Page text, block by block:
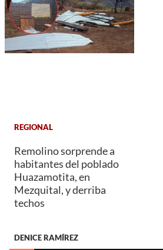
REGIONAL
Remolino sorprende a
habitantes del poblado
Huazamotita, en
Mezquital, y derriba
techos
DENICE RAMÍREZ